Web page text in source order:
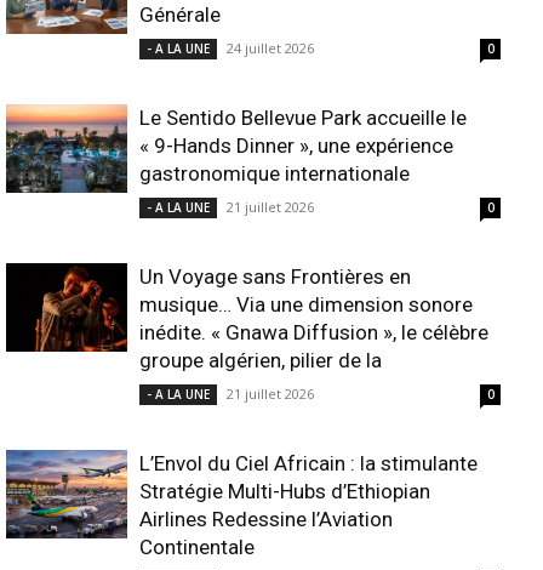
Générale
- A LA UNE 24 juillet 2026 0
Le Sentido Bellevue Park accueille le
« 9-Hands Dinner », une expérience
gastronomique internationale
- A LA UNE 21 juillet 2026 0
Un Voyage sans Frontières en
musique… Via une dimension sonore
inédite. « Gnawa Diffusion », le célèbre
groupe algérien, pilier de la
- A LA UNE 21 juillet 2026 0
L’Envol du Ciel Africain : la stimulante
Stratégie Multi-Hubs d’Ethiopian
Airlines Redessine l’Aviation
Continentale